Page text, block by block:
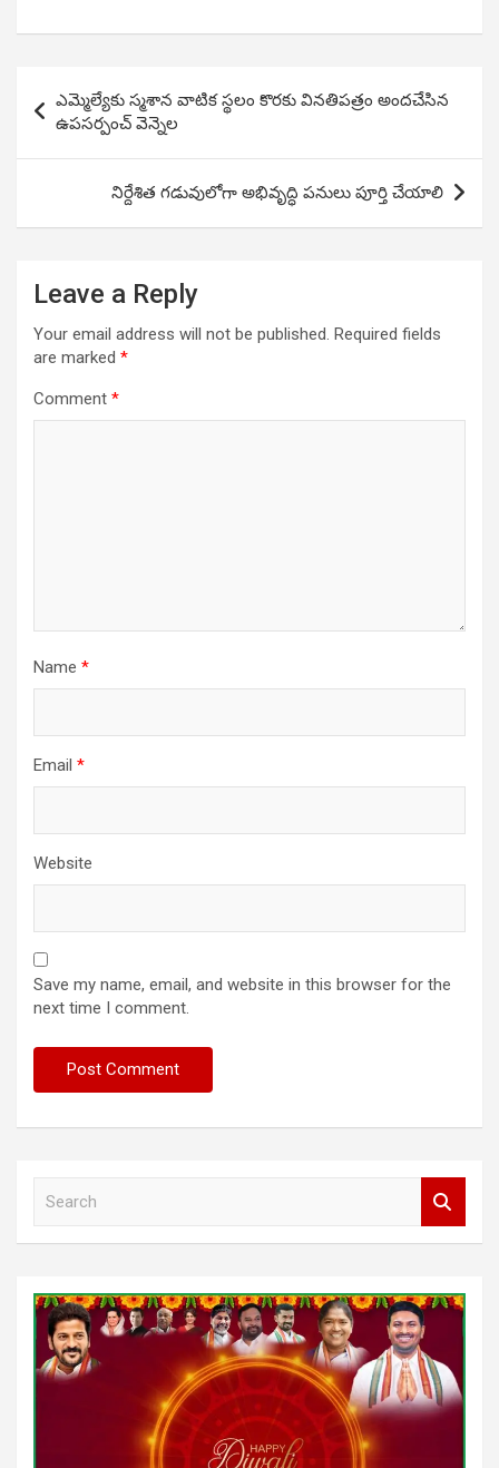
navigation
ఎమ్మెల్యేకు స్మశాన వాటిక స్థలం కొరకు వినతిపత్రం అందచేసిన
ఉపసర్పంచ్ వెన్నెల
నిర్దేశిత గడువులోగా అభివృద్ధి పనులు పూర్తి చేయాలి
Leave a Reply
Your email address will not be published. Required fields
are marked *
Comment *
Name *
Email *
Website
Save my name, email, and website in this browser for the
next time I comment.
h